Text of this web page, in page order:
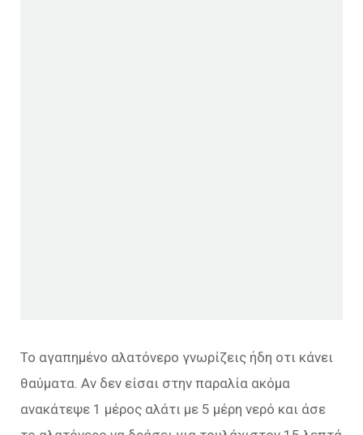
Το αγαπημένο αλατόνερο γνωρίζεις ήδη οτι κάνει
θαύματα. Αν δεν είσαι στην παραλία ακόμα
ανακάτεψε 1 μέρος αλάτι με 5 μέρη νερό και άσε